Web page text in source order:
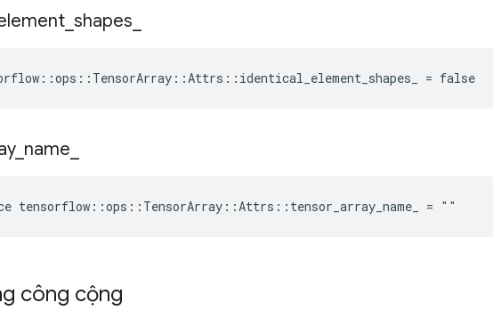
shapes
= false
_ name
tensorflow::ops::TensorArray::Attrs::tensor_array_name_ = ""
công cộng